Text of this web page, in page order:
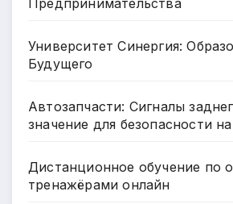
Предпринимательства
Университет Синергия:
Будущего
Автозапчасти: Сигналы
значение для безопасности
Дистанционное обучение по
тренажёрами онлайн